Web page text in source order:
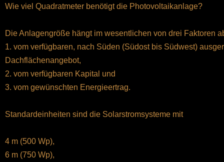
Wie viel Quadratmeter benötigt die Photovoltaikanlage?
Die Anlagengröße hängt im wesentlichen von drei Faktoren
1. vom verfügbaren, nach Süden (Südost bis Südwest)
Dachflächenangebot,
2. vom verfügbaren Kapital und
3. vom gewünschten Energieertrag.
Standardeinheiten sind die Solarstromsysteme mit
4 m (500 Wp),
6 m (750 Wp),